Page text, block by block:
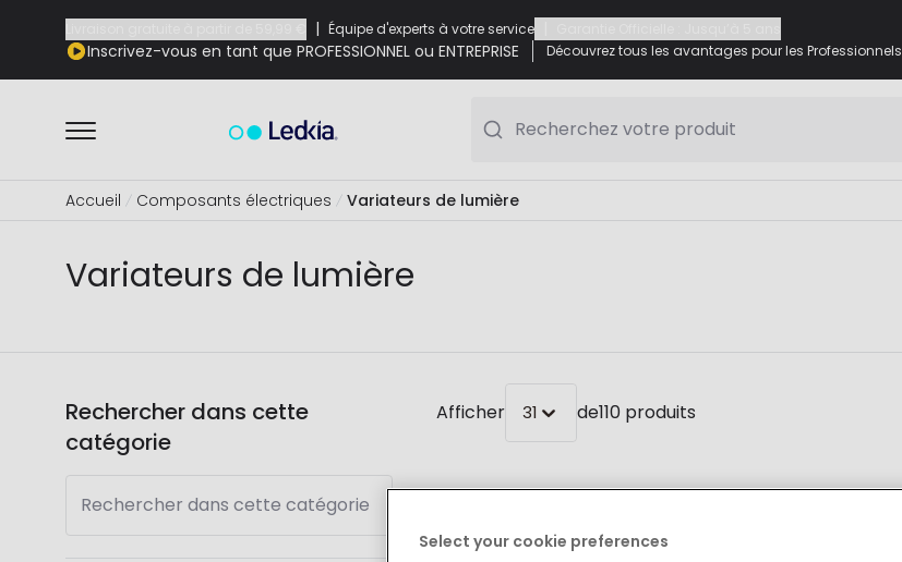
| Équipe d'experts à votre service
Inscrivez-vous en tant que PROFESSIONNEL ou ENTREPRISE Découvrez tous les avantages pour les Professionnels
Recherchez votre produit
Accueil Composants électriques Variateurs de lumière
Variateurs de lumière
Rechercher dans cette
catégorie
Rechercher dans cette catégorie
Afficher 31 de110 produits
Select your cookie preferences